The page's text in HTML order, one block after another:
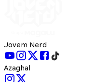
Jovem Nerd
Azaghal